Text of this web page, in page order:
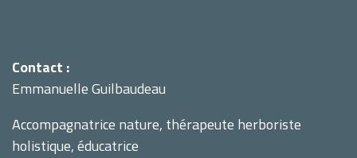
Contact :
Emmanuelle Guilbaudeau
Accompagnatrice nature, thérapeute herboriste
holistique, éducatrice